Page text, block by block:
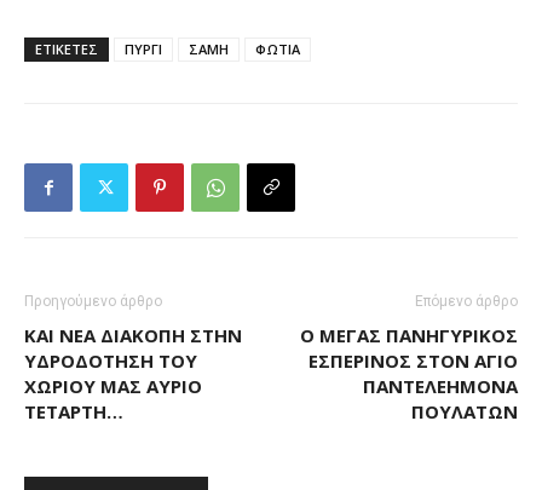
ΕΤΙΚΕΤΕΣ ΠΥΡΓΙ ΣΑΜΗ ΦΩΤΙΑ
Προηγούμενο άρθρο
ΚΑΙ ΝΈΑ ΔΙΑΚΟΠΉ ΣΤΗΝ
ΥΔΡΟΔΌΤΗΣΗ ΤΟΥ
ΧΩΡΙΟΎ ΜΑΣ ΑΎΡΙΟ
ΤΕΤΆΡΤΗ…
Επόμενο άρθρο
Ο ΜΈΓΑΣ ΠΑΝΗΓΥΡΙΚΌΣ
ΕΣΠΕΡΙΝΌΣ ΣΤΟΝ ΆΓΙΟ
ΠΑΝΤΕΛΕΉΜΟΝΑ
ΠΟΥΛΆΤΩΝ